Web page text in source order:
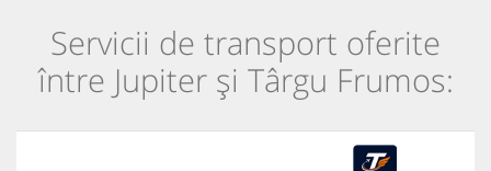
Servicii de transport oferite
între Jupiter și Târgu Frumos: